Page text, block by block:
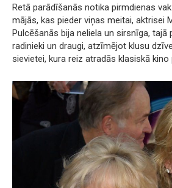
Retā parādīšanās notika pirmdienas
mājās, kas pieder viņas meitai, aktrisei
Pulcēšanās bija neliela un sirsnīga, tajā
radinieki un draugi, atzīmējot klusu
sievietei, kura reiz atradās klasiskā kino